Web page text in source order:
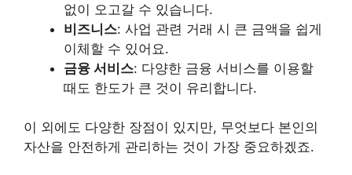
없이 오고갈 수 있습니다.
비즈니스: 사업 관련 거래 시 큰 금액을 쉽게
이체할 수 있어요.
금융 서비스: 다양한 금융 서비스를 이용할
때도 한도가 큰 것이 유리합니다.
이 외에도 다양한 장점이 있지만, 무엇보다 본인의
자산을 안전하게 관리하는 것이 가장 중요하겠죠.